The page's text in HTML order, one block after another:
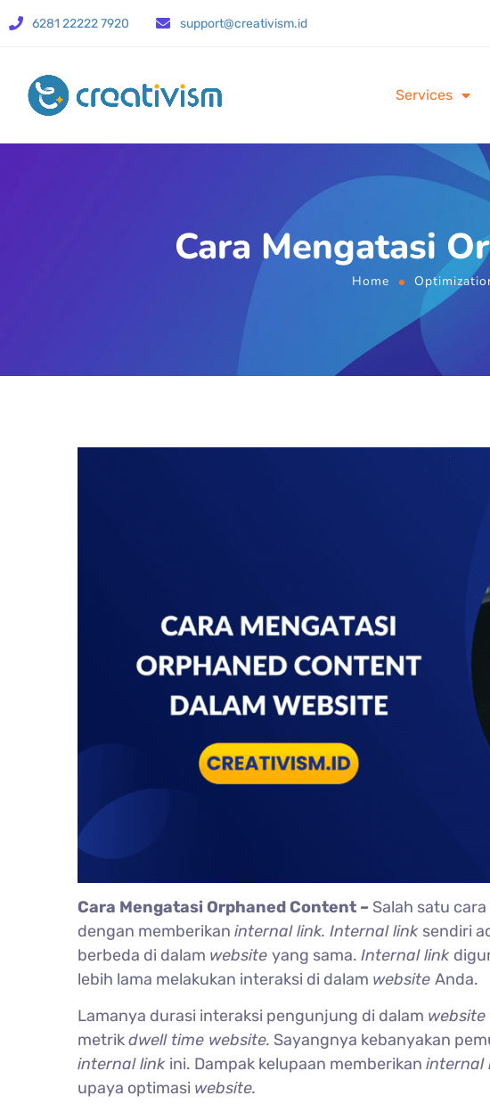
6281 22222 7920 support@creativism.id
Services
Cara Mengatasi
Home
Cara Mengatasi Orphaned Content – Salah satu
dengan memberikan internal link. Internal link sendiri
berbeda di dalam website yang sama. Internal link
lebih lama melakukan interaksi di dalam website Anda.
Lamanya durasi interaksi pengunjung di dalam website
metrikdwell time website. Sayangnya kebanyakan
internal link ini. Dampak kelupaan memberikan internal
upaya optimasi website.